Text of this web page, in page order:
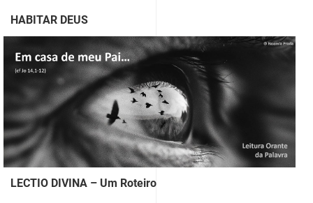
HABITAR DEUS
LECTIO DIVINA – Um Roteiro